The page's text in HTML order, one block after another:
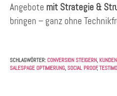
Angebote mit Strategie &
bringen – ganz ohne
SCHLAGWÖRTER: CONVERSION STEIGERN,
SALESPAGE OPTIMIERUNG, SOCIAL PROOF,